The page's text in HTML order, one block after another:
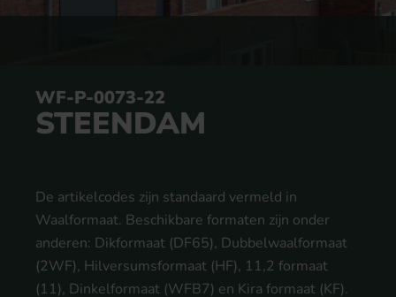
WF-P-0073-22
STEENDAM
De artikelcodes zijn standaard vermeld in
Waalformaat. Beschikbare formaten zijn onder
anderen: Dikformaat (DF65), Dubbelwaalformaat
(2WF), Hilversumsformaat (HF), 11,2 formaat
(11), Dinkelformaat (WFB7) en Kira formaat (KF).